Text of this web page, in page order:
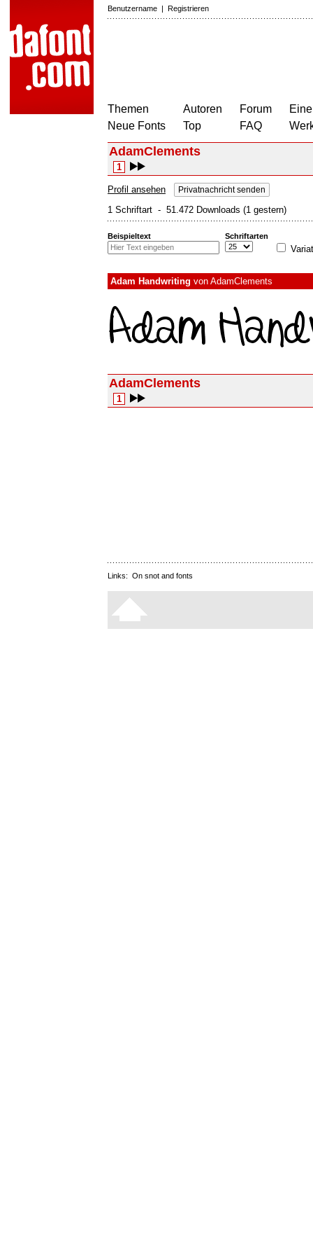
Benutzername | Registrieren
Themen
Neue Fonts
Autoren
Top
Forum
FAQ
AdamClements
1
Profil ansehen Privatnachricht senden
1 Schriftart - 51.472 Downloads (1 gestern)
Beispieltext Schriftarten
Adam Handwriting von AdamClements
AdamClements
1
Links: On snot and fonts